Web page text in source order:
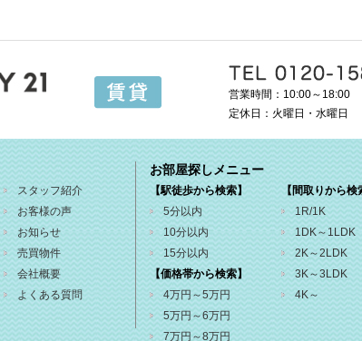
営業時間：10:00～18:00
定休日：火曜日・水曜日
スタッフ紹介
お客様の声
お知らせ
売買物件
会社概要
よくある質問
お部屋探しメニュー
【駅徒歩から検索】
5分以内
10分以内
15分以内
【価格帯から検索】
4万円～5万円
5万円～6万円
7万円～8万円
【間取りから検
1R/1K
1DK～1LDK
2K～2LDK
3K～3LDK
4K～